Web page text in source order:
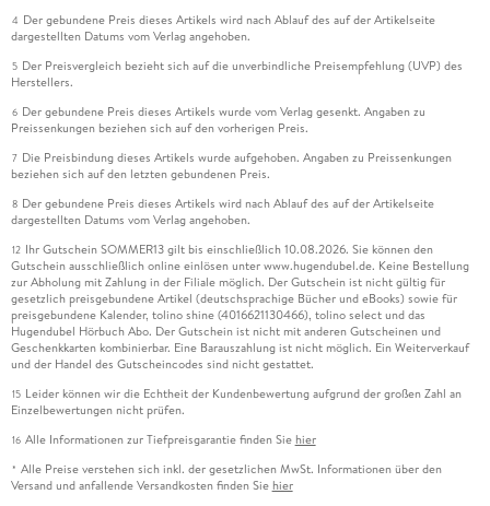
4 Der gebundene Preis dieses Artikels wird nach Ablauf des auf der Artikelseite
dargestellten Datums vom Verlag angehoben.
5 Der Preisvergleich bezieht sich auf die unverbindliche Preisempfehlung (UVP) des
Herstellers.
6 Der gebundene Preis dieses Artikels wurde vom Verlag gesenkt. Angaben zu
Preissenkungen beziehen sich auf den vorherigen Preis.
7 Die Preisbindung dieses Artikels wurde aufgehoben. Angaben zu Preissenkungen
beziehen sich auf den letzten gebundenen Preis.
8 Der gebundene Preis dieses Artikels wird nach Ablauf des auf der Artikelseite
dargestellten Datums vom Verlag angehoben.
12 Ihr Gutschein SOMMER13 gilt bis einschließlich 10.08.2026. Sie können den
Gutschein ausschließlich online einlösen unter www.hugendubel.de. Keine Bestellung
zur Abholung mit Zahlung in der Filiale möglich. Der Gutschein ist nicht gültig für
gesetzlich preisgebundene Artikel (deutschsprachige Bücher und eBooks) sowie für
preisgebundene Kalender, tolino shine (4016621130466), tolino select und das
Hugendubel Hörbuch Abo. Der Gutschein ist nicht mit anderen Gutscheinen und
Geschenkkarten kombinierbar. Eine Barauszahlung ist nicht möglich. Ein Weiterverkauf
und der Handel des Gutscheincodes sind nicht gestattet.
15 Leider können wir die Echtheit der Kundenbewertung aufgrund der großen Zahl an
Einzelbewertungen nicht prüfen.
16 Alle Informationen zur Tiefpreisgarantie finden Sie hier
* Alle Preise verstehen sich inkl. der gesetzlichen MwSt. Informationen über den
Versand und anfallende Versandkosten finden Sie hier